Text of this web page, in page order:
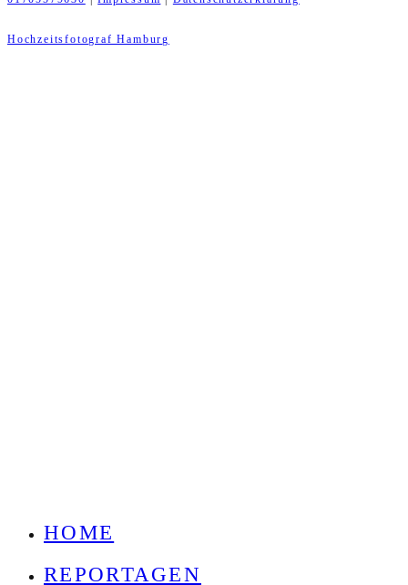
Hochzeitsfotograf Hamburg
HOME
REPORTAGEN